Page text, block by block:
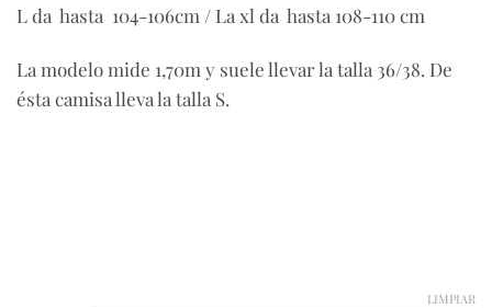
L da hasta 104-106cm / La xl da hasta 108-110 cm
La modelo mide 1,70m y suele llevar la talla 36/38. De
ésta camisa lleva la talla S.
LIMPIAR